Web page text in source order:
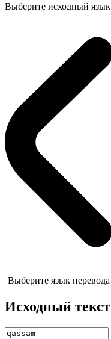
Выберите исходный язык
Выберите язык перевода
Исходный текст